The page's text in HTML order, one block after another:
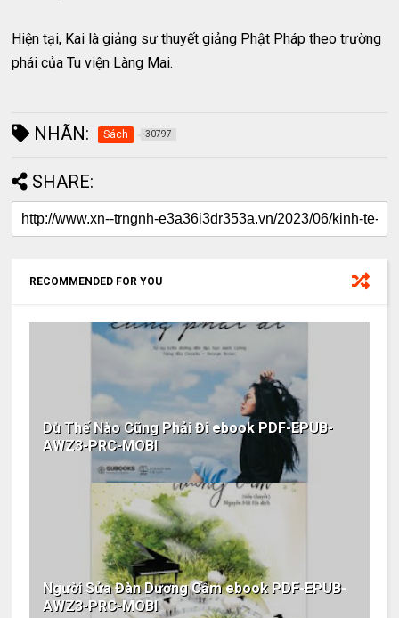
Hiện tại, Kai là giảng sư thuyết giảng Phật Pháp theo trường
phái của Tu viện Làng Mai.
NHÃN: Sách 30797
SHARE:
RECOMMENDED FOR YOU
Dù Thế Nào Cũng Phải Đi ebook PDF-EPUB-
AWZ3-PRC-MOBI
Người Sửa Đàn Dương Cầm ebook PDF-EPUB-
AWZ3-PRC-MOBI